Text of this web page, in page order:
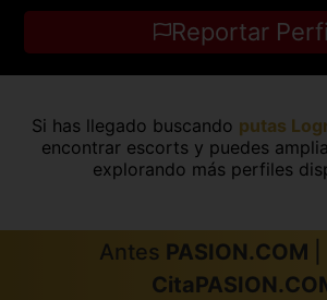
Reportar
Si has llegado buscando putas
encontrar escorts y puedes
explorando más perfiles
Antes PASION.COM